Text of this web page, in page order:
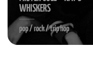
WHISKERS
pop / rock / trip hop